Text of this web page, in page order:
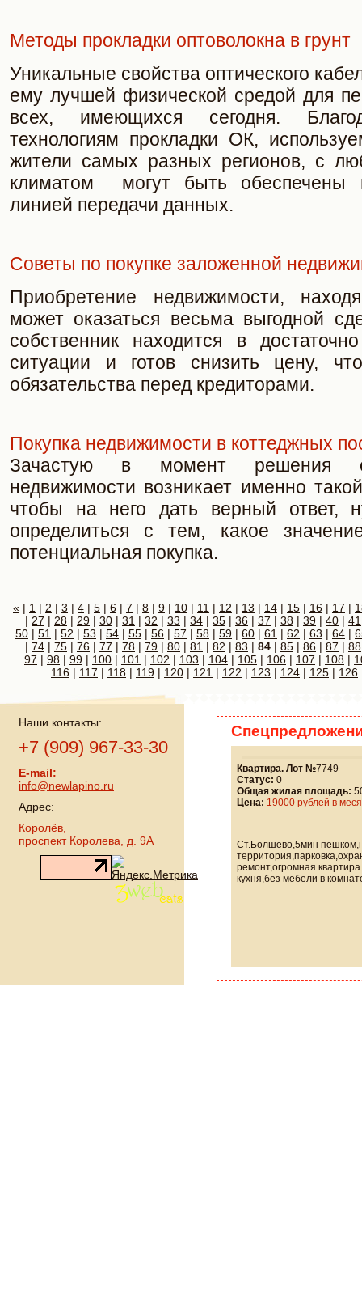
Методы прокладки оптоволокна в грунт
Уникальные свойства оптического
ему лучшей физической средой для
всех, имеющихся сегодня.
технологиям прокладки ОК,
жители самых разных регионов, с
климатом могут быть обеспечены
линией передачи данных.
Советы по покупке заложенной
Приобретение недвижимости,
может оказаться весьма выгодной
собственник находится в
ситуации и готов снизить цену,
обязательства перед кредиторами.
Покупка недвижимости в коттеджных
Зачастую в момент решения о
недвижимости возникает именно
чтобы на него дать верный ответ,
определиться с тем, какое
потенциальная покупка.
« | 1 | 2 | 3 | 4 | 5 | 6 | 7 | 8 | 9 | 10 | 11 | 12 | 13 | 14 | 15 | 16 | 17 |
| 27 | 28 | 29 | 30 | 31 | 32 | 33 | 34 | 35 | 36 | 37 | 38 | 39 | 40 | 41
50 | 51 | 52 | 53 | 54 | 55 | 56 | 57 | 58 | 59 | 60 | 61 | 62 | 63 | 64 |
| 74 | 75 | 76 | 77 | 78 | 79 | 80 | 81 | 82 | 83 | 84 | 85 | 86 | 87 | 88
97 | 98 | 99 | 100 | 101 | 102 | 103 | 104 | 105 | 106 | 107 | 108 |
116 | 117 | 118 | 119 | 120 | 121 | 122 | 123 | 124 | 125 | 126
Наши контакты:
+7 (909) 967-33-30
E-mail:
info@newlapino.ru
Адрес:
Королёв,
проспект Королева, д. 9А
Квартира. Лот №7749
Статус: 0
Общая жилая площадь:
Цена: 19000 рублей в
Ст.Болшево,5мин
ремонт,огромная
кухня,без мебели в